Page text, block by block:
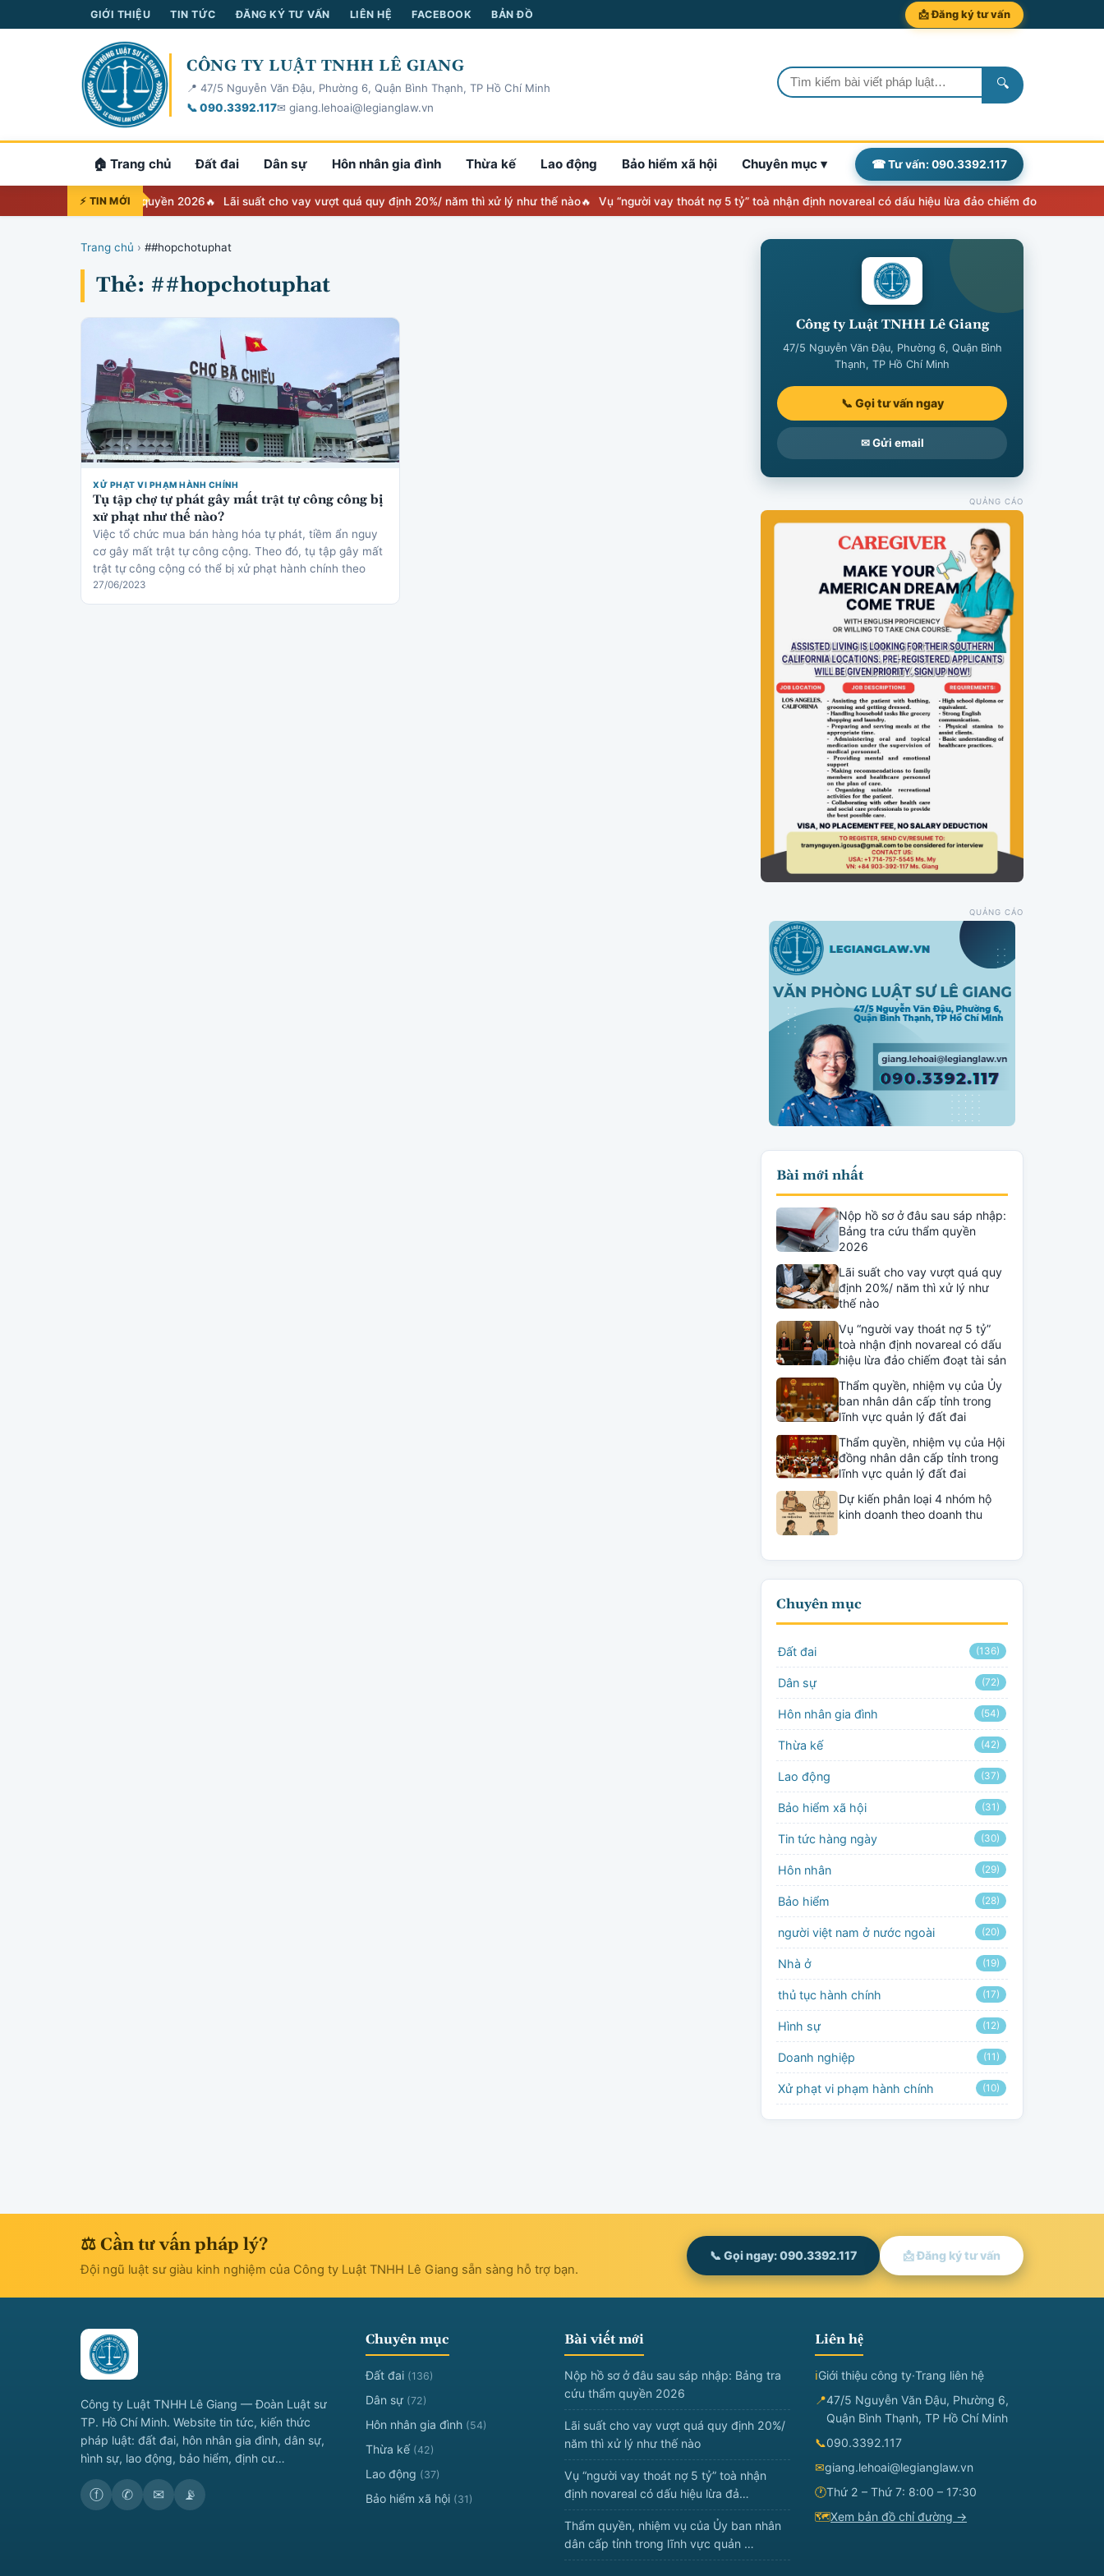
GIỚI THIỆU TIN TỨC ĐĂNG KÝ TƯ VẤN LIÊN HỆ FACEBOOK BẢN ĐỒ 📩 Đăng ký tư vấn
CÔNG TY LUẬT TNHH LÊ GIANG
📍 47/5 Nguyễn Văn Đậu, Phường 6, Quận Bình Thạnh, TP Hồ Chí Minh
📞 090.3392.117✉ giang.lehoai@legianglaw.vn
🔍
🏠 Trang chủ Đất đai Dân sự Hôn nhân gia đình Thừa kế Lao động Bảo hiểm xã hội Chuyên mục ▾ ☎ Tư vấn: 090.3392.117
⚡ TIN MỚI
tra cứu thẩm quyền 2026 Lãi suất cho vay vượt quá quy định 20%/ năm thì xử lý như thế nào Vụ “người vay thoát nợ 5 tỷ” toà nhận định novareal có dấu hiệu lừa đảo chiếm đoạt tài sản
Trang chủ › ##hopchotuphat
Thẻ: ##hopchotuphat
XỬ PHẠT VI PHẠM HÀNH CHÍNH
Tụ tập chợ tự phát gây mất trật tự công công bị
xử phạt như thế nào?
Việc tổ chức mua bán hàng hóa tự phát, tiềm ẩn nguy
cơ gây mất trật tự công cộng. Theo đó, tụ tập gây mất
trật tự công cộng có thể bị xử phạt hành chính theo
27/06/2023
Công ty Luật TNHH Lê Giang
47/5 Nguyễn Văn Đậu, Phường 6, Quận Bình
Thạnh, TP Hồ Chí Minh
📞 Gọi tư vấn ngay
✉ Gửi email
QUẢNG CÁO
QUẢNG CÁO
Bài mới nhất
Nộp hồ sơ ở đâu sau sáp nhập:
Bảng tra cứu thẩm quyền
2026
Lãi suất cho vay vượt quá quy
định 20%/ năm thì xử lý như
thế nào
Vụ “người vay thoát nợ 5 tỷ”
toà nhận định novareal có dấu
hiệu lừa đảo chiếm đoạt tài sản
Thẩm quyền, nhiệm vụ của Ủy
ban nhân dân cấp tỉnh trong
lĩnh vực quản lý đất đai
Thẩm quyền, nhiệm vụ của Hội
đồng nhân dân cấp tỉnh trong
lĩnh vực quản lý đất đai
Dự kiến phân loại 4 nhóm hộ
kinh doanh theo doanh thu
Chuyên mục
Đất đai (136)
Dân sự (72)
Hôn nhân gia đình (54)
Thừa kế (42)
Lao động (37)
Bảo hiểm xã hội (31)
Tin tức hàng ngày (30)
Hôn nhân (29)
Bảo hiểm (28)
người việt nam ở nước ngoài (20)
Nhà ở (19)
thủ tục hành chính (17)
Hình sự (12)
Doanh nghiệp (11)
Xử phạt vi phạm hành chính (10)
⚖ Cần tư vấn pháp lý?
Đội ngũ luật sư giàu kinh nghiệm của Công ty Luật TNHH Lê Giang sẵn sàng hỗ trợ bạn.
📞 Gọi ngay: 090.3392.117 📩 Đăng ký tư vấn
Công ty Luật TNHH Lê Giang — Đoàn Luật sư
TP. Hồ Chí Minh. Website tin tức, kiến thức
pháp luật: đất đai, hôn nhân gia đình, dân sự,
hình sự, lao động, bảo hiểm, định cư…
ⓕ ✆ ✉ 📡
Chuyên mục
Đất đai (136)
Dân sự (72)
Hôn nhân gia đình (54)
Thừa kế (42)
Lao động (37)
Bảo hiểm xã hội (31)
Bài viết mới
Nộp hồ sơ ở đâu sau sáp nhập: Bảng tra
cứu thẩm quyền 2026
Lãi suất cho vay vượt quá quy định 20%/
năm thì xử lý như thế nào
Vụ “người vay thoát nợ 5 tỷ” toà nhận
định novareal có dấu hiệu lừa đả…
Thẩm quyền, nhiệm vụ của Ủy ban nhân
dân cấp tỉnh trong lĩnh vực quản …
Liên hệ
ℹGiới thiệu công ty·Trang liên hệ
📍47/5 Nguyễn Văn Đậu, Phường 6,
Quận Bình Thạnh, TP Hồ Chí Minh
📞090.3392.117
✉giang.lehoai@legianglaw.vn
🕐Thứ 2 – Thứ 7: 8:00 – 17:30
🗺Xem bản đồ chỉ đường →